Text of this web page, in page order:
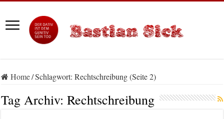
Home/Schlagwort:Rechtschreibung(Seite 2)
Tag Archiv:Rechtschreibung